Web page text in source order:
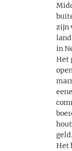
zijn
in
Het
Het